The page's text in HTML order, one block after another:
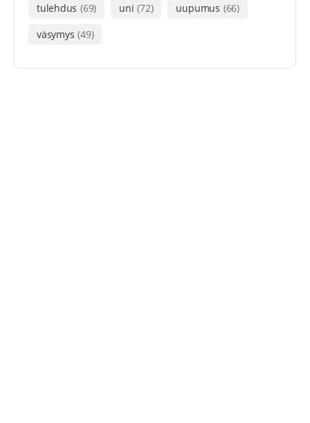
tulehdus (69) uni (72) uupumus (66)
väsymys (49)